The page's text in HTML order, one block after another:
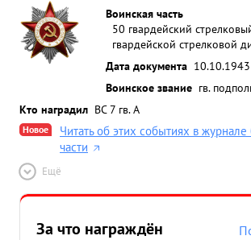
Воинская часть
50 гвардейский
гвардейской стрелковой
Дата документа 10.10.1943
Воинское звание гв.
Кто наградил ВС 7 гв. А
Новое
Читать об этих событиях в
части
Ещё
За что награждён